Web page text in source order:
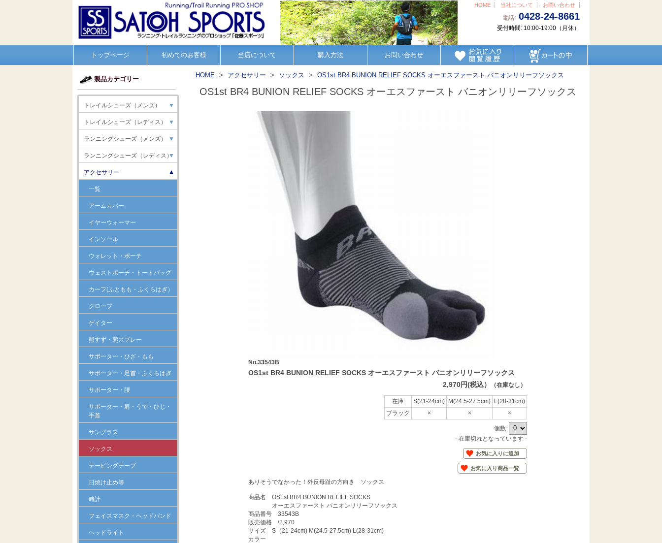
HOME 当社について お問い合わせ
電話: 0428-24-8661
受付時間: 10:00-19:00（月休）
トップページ 初めてのお客様 当店について 購入方法 お問い合わせ
HOME アクセサリー ソックス OS1st BR4 BUNION RELIEF SOCKS オーエスファースト バニオンリリーフソックス
OS1st BR4 BUNION RELIEF SOCKS オーエスファースト バニオンリリーフソックス
No.33543B
OS1st BR4 BUNION RELIEF SOCKS オーエスファースト バニオンリリーフソックス
2,970円(税込）
（在庫なし）
在庫 S(21-24cm) M(24.5-27.5cm)
L(28-31cm)
ブラック
× × ×
個数:
- 在庫切れとなっています -
お気に入りに追加
お気に入り商品一覧
ありそうでなかった！外反母趾の方向き ソックス
商品名 OS1st BR4 BUNION RELIEF SOCKS
オーエスファースト バニオンリリーフソックス
商品番号 33543B
販売価格 \2,970
サイズ S（21-24cm) M(24.5-27.5cm) L(28-31cm)
カラー
製品カテゴリー
トレイルシューズ（メンズ） ▼
トレイルシューズ（レディス） ▼
ランニングシューズ（メンズ） ▼
ランニングシューズ（レディス）
▼
アクセサリー ▼
一覧
アームカバー
イヤーウォーマー
インソール
ウォレット・ポーチ
ウェストポーチ・トートバッグ
カーフ(ふともも・ふくらはぎ）
グローブ
ゲイター
熊すず・熊スプレー
サポーター・ひざ・もも
サポーター・足首・ふくらはぎ
サポーター・腰
サポーター・肩・うで・ひじ・
手首
サングラス
ソックス
テーピングテープ
日焼け止め等
時計
フェイスマスク・ヘッドバンド
ヘッドライト